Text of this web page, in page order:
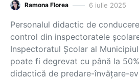
Ramona Florea 6 iulie 2025
Personalul didactic de
control din inspectoratele
Inspectoratul Școlar al
poate fi degrevat cu până la
didactică de predare-învățare-